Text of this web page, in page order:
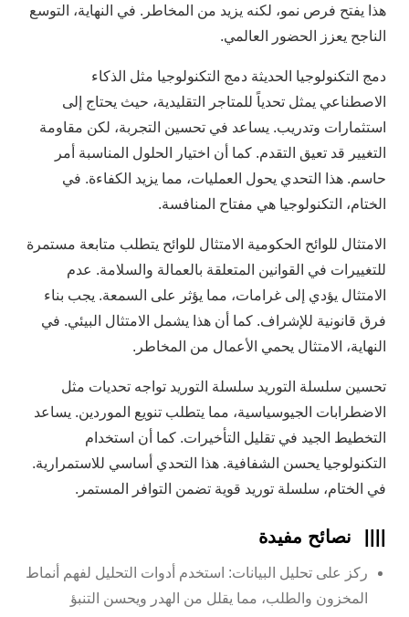
هذا يفتح فرص نمو، لكنه يزيد من المخاطر. في النهاية، التوسع
الناجح يعزز الحضور العالمي.
دمج التكنولوجيا الحديثة دمج التكنولوجيا مثل الذكاء
الاصطناعي يمثل تحدياً للمتاجر التقليدية، حيث يحتاج إلى
استثمارات وتدريب. يساعد في تحسين التجربة، لكن مقاومة
التغيير قد تعيق التقدم. كما أن اختيار الحلول المناسبة أمر
حاسم. هذا التحدي يحول العمليات، مما يزيد الكفاءة. في
الختام، التكنولوجيا هي مفتاح المنافسة.
الامتثال للوائح الحكومية الامتثال للوائح يتطلب متابعة مستمرة
للتغييرات في القوانين المتعلقة بالعمالة والسلامة. عدم
الامتثال يؤدي إلى غرامات، مما يؤثر على السمعة. يجب بناء
فرق قانونية للإشراف. كما أن هذا يشمل الامتثال البيئي. في
النهاية، الامتثال يحمي الأعمال من المخاطر.
تحسين سلسلة التوريد سلسلة التوريد تواجه تحديات مثل
الاضطرابات الجيوسياسية، مما يتطلب تنويع الموردين. يساعد
التخطيط الجيد في تقليل التأخيرات. كما أن استخدام
التكنولوجيا يحسن الشفافية. هذا التحدي أساسي للاستمرارية.
في الختام، سلسلة توريد قوية تضمن التوافر المستمر.
نصائح مفيدة
ركز على تحليل البيانات: استخدم أدوات التحليل لفهم أنماط
المخزون والطلب، مما يقلل من الهدر ويحسن التنبؤ